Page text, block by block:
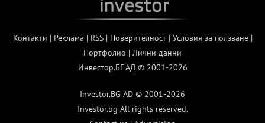
Контакти | Реклама | RSS| Поверителност| Условия за ползване|
Портфолио | Лични данни
Инвестор.БГ АД © 2001-2026
Investor.BG AD © 2001-2026
Investor.bg All rights reserved.